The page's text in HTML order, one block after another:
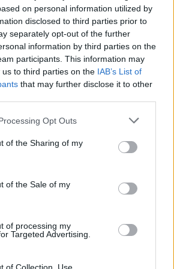
on personal information utilized by
disclosed to third parties prior to
separately opt-out of the further
information by third parties on the
participants. This information may
to third parties on the IAB’s List of
that may further disclose it to other
Opt Outs
of the Sharing of my
of the Sale of my
of processing my
Targeted Advertising.
blues, e di conseguenza potrebbe
perl’eventuale arrivo di Mike
Bridge.
(41.837)